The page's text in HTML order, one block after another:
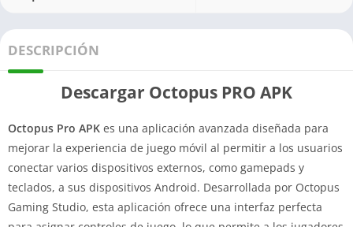
DESCRIPCIÓN
Descargar Octopus PRO APK
Octopus Pro APK es una aplicación avanzada diseñada para
mejorar la experiencia de juego móvil al permitir a los usuarios
conectar varios dispositivos externos, como gamepads y
teclados, a sus dispositivos Android. Desarrollada por Octopus
Gaming Studio, esta aplicación ofrece una interfaz perfecta